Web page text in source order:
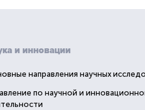
и инновации
направления научных
по научной и